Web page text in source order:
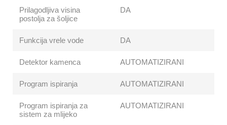
Prilagodljiva visina
postolja za šoljice
DA
Funkcija vrele vode DA
Detektor kamenca AUTOMATIZIRANI
Program ispiranja AUTOMATIZIRANI
Program ispiranja za
sistem za mlijeko
AUTOMATIZIRANI